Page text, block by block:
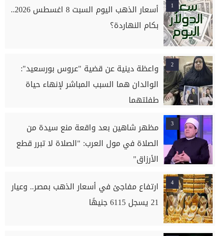
1
أسعار الذهب اليوم السبت 8 اغسطس 2026..
بكام النهاردة؟
2
واعظة دينية عن قضية "عروس بورسعيد":
الوالدان هما السبب المباشر لإنهاء حياة
طفلتهما
3
مظهر شاهين بعد واقعة منع سيدة من
الصلاة في مول العرب: "الصلاة لا تبرر قطع
الأرزاق"
4
ارتفاع مفاجئ في أسعار الذهب بمصر.. وعيار
21 يسجل 6115 جنيهًا